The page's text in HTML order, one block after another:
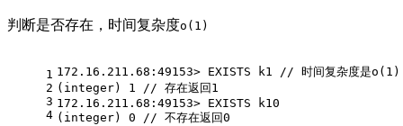
判断是否存在，时间复杂度o(1)
1
2
3
4
172.16.211.68:49153> EXISTS k1 // 时间复杂度是o(1)
(integer) 1 // 存在返回1
172.16.211.68:49153> EXISTS k10
(integer) 0 // 不存在返回0